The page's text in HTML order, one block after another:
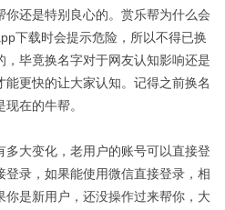
还是特别良心的。赏乐帮为什么会
下载时会提示危险，所以不得已换
毕竟换名字对于网友认知影响还是
能更快的让大家认知。记得之前换名
在的牛帮。
多大变化，老用户的账号可以直接登
录，如果能使用微信直接登录，相
是新用户，还没操作过来帮你，大